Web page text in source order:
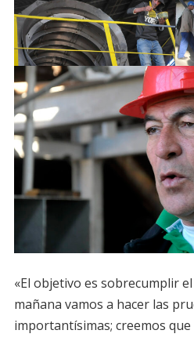
«El objetivo es sobrecumplir
mañana vamos a hacer las
importantísimas; creemos